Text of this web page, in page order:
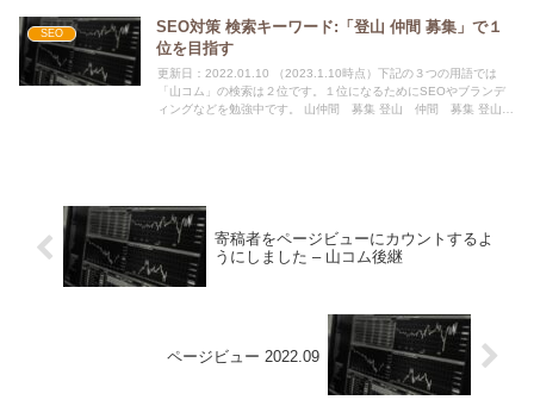
SEO
SEO対策 検索キーワード:「登山 仲間 募集」で１
位を目指す
更新日：2022.01.10 （2023.1.10時点）下記の３つの用語では
「山コム」の検索は２位です。１位になるためにSEOやブランデ
ィングなどを勉強中です。 山仲間 募集 登山 仲間 募集 登山仲
寄稿者をページビューにカウントするよ
うにしました – 山コム後継
ページビュー 2022.09